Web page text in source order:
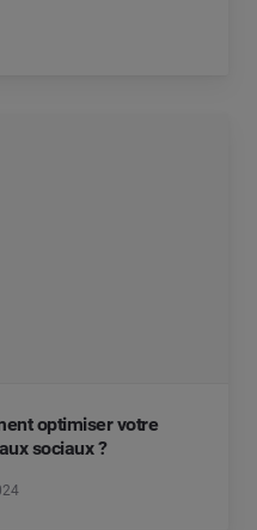
optimiser votre
sociaux ?